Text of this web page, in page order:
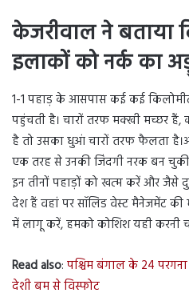
केजरीवाल ने बताया
इलाकों को नर्क का
1-1 पहाड़ के आसपास कई कई
पहुंचती है। चारों तरफ मक्खी मच्छर
है तो उसका धुआं चारों तरफ फैलता
एक तरह से उनकी जिंदगी नरक बन
इन तीनों पहाड़ों को खत्म करें और जैसे
देश हैं वहां पर सॉलिड वेस्ट मैनेजमेंट की
में लागू करें, हमको कोशिश यही करनी
Read also: पश्चिम बंगाल के 24
देशी बम से विस्फोट